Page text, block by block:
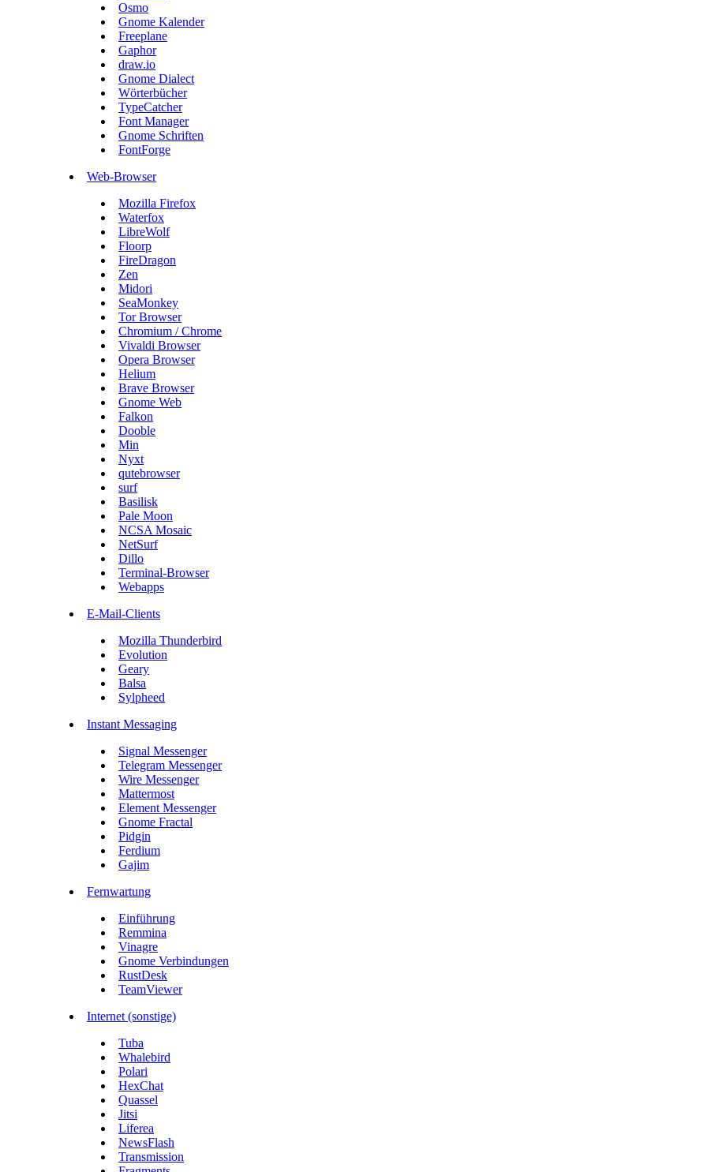
Osmo
Gnome Kalender
Freeplane
Gaphor
draw.io
Gnome Dialect
Wörterbücher
TypeCatcher
Font Manager
Gnome Schriften
FontForge
Web-Browser
Mozilla Firefox
Waterfox
LibreWolf
Floorp
FireDragon
Zen
Midori
SeaMonkey
Tor Browser
Chromium / Chrome
Vivaldi Browser
Opera Browser
Helium
Brave Browser
Gnome Web
Falkon
Dooble
Min
Nyxt
qutebrowser
surf
Basilisk
Pale Moon
NCSA Mosaic
NetSurf
Dillo
Terminal-Browser
Webapps
E-Mail-Clients
Mozilla Thunderbird
Evolution
Geary
Balsa
Sylpheed
Instant Messaging
Signal Messenger
Telegram Messenger
Wire Messenger
Mattermost
Element Messenger
Gnome Fractal
Pidgin
Ferdium
Gajim
Fernwartung
Einführung
Remmina
Vinagre
Gnome Verbindungen
RustDesk
TeamViewer
Internet (sonstige)
Tuba
Whalebird
Polari
HexChat
Quassel
Jitsi
Liferea
NewsFlash
Transmission